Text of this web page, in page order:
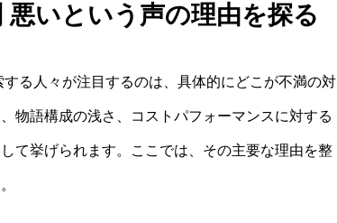
いという声の理由を探る
る人々が注目するのは、具体的にどこが不満の対
物語構成の浅さ、コストパフォーマンスに対する
て挙げられます。ここでは、その主要な理由を整